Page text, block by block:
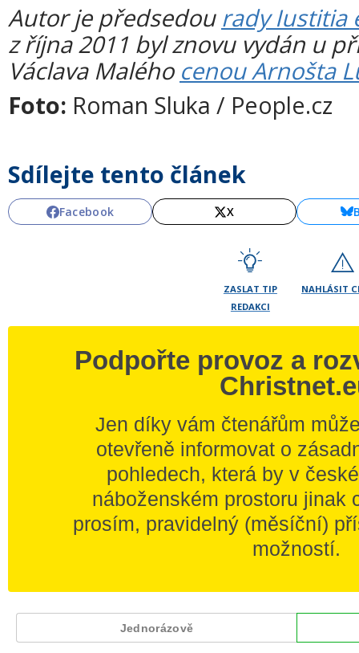
Autor je předsedou rady Iustitia
z října 2011 byl znovu vydán u
Václava Malého cenou Arnošta
Foto: Roman Sluka / People.cz
Sdílejte tento článek
Facebook X
ZASLAT TIP
REDAKCI
NAHLÁSIT